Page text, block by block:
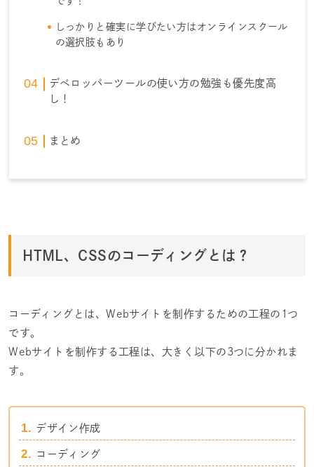
しっかりと確実に学びたい方はオンラインスクール
の選択肢もあり
デベロッパーツールの使い方の勉強も優先度高
し！
まとめ
HTML、CSSのコーディングとは？
コーディングとは、Webサイトを制作するための工程の1つ
です。
Webサイトを制作する工程は、大きく以下の3つに分かれま
す。
デザイン作成
コーディング